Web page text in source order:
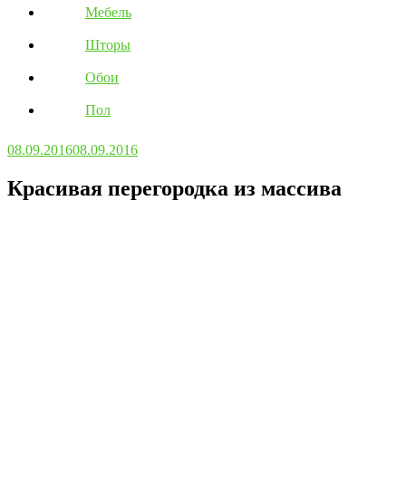
Мебель
Шторы
Обои
Пол
08.09.201608.09.2016
Красивая перегородка из массива